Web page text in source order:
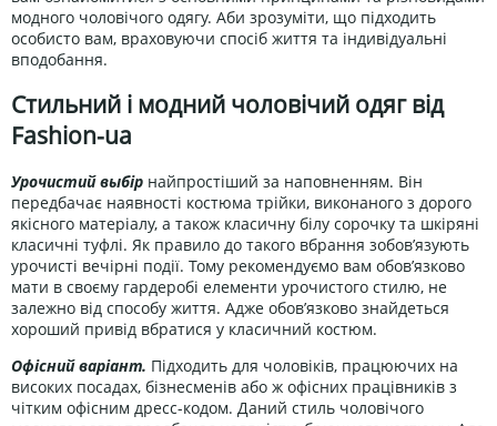
модного чоловічого одягу. Аби зрозуміти, що підходить
особисто вам, враховуючи спосіб життя та індивідуальні
вподобання.
Стильний і модний чоловічий одяг від
Fashion-ua
Урочистий выбір найпростіший за наповненням. Він
передбачає наявності костюма трійки, виконаного з дорого
якісного матеріалу, а також класичну білу сорочку та шкіряні
класичні туфлі. Як правило до такого вбрання зобов’язують
урочисті вечірні події. Тому рекомендуємо вам обов’язково
мати в своєму гардеробі елементи урочистого стилю, не
залежно від способу життя. Адже обов’язково знайдеться
хороший привід вбратися у класичний костюм.
Офісний варіант. Підходить для чоловіків, працюючих на
високих посадах, бізнесменів або ж офісних працівників з
чітким офісним дресс-кодом. Даний стиль чоловічого